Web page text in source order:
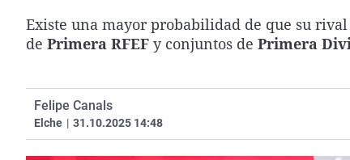
Existe una mayor probabilidad de que su rival
de Primera RFEF y conjuntos de Primera
Felipe Canals
Elche | 31.10.2025 14:48